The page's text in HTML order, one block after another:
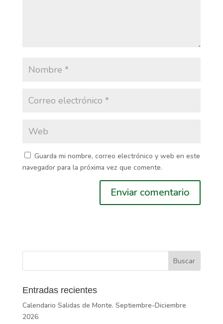
Guarda mi nombre, correo electrónico y web en este
navegador para la próxima vez que comente.
Entradas recientes
Calendario Salidas de Monte. Septiembre-Diciembre
2026